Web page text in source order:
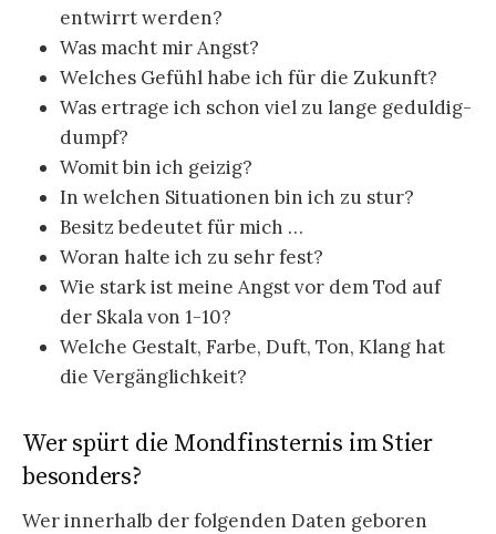
entwirrt werden?
Was macht mir Angst?
Welches Gefühl habe ich für die Zukunft?
Was ertrage ich schon viel zu lange geduldig-
dumpf?
Womit bin ich geizig?
In welchen Situationen bin ich zu stur?
Besitz bedeutet für mich …
Woran halte ich zu sehr fest?
Wie stark ist meine Angst vor dem Tod auf
der Skala von 1-10?
Welche Gestalt, Farbe, Duft, Ton, Klang hat
die Vergänglichkeit?
Wer spürt die Mondfinsternis im Stier
besonders?
Wer innerhalb der folgenden Daten geboren